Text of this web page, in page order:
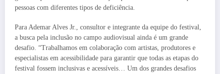
pessoas com diferentes tipos de deficiência.
Para Ademar Alves Jr., consultor e integrante da equipe do festival,
a busca pela inclusão no campo audiovisual ainda é um grande
desafio. “Trabalhamos em colaboração com artistas, produtores e
especialistas em acessibilidade para garantir que todas as etapas do
festival fossem inclusivas e acessíveis… Um dos grandes desafios